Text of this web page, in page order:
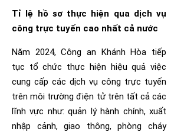
Tỉ lệ hồ sơ thực hiện qua dịch vụ
công trực tuyến cao nhất cả nước
Năm 2024, Công an Khánh Hòa tiếp
tục tổ chức thực hiện hiệu quả việc
cung cấp các dịch vụ công trực tuyến
trên môi trường điện tử trên tất cả các
lĩnh vực như: quản lý hành chính, xuất
nhập cảnh, giao thông, phòng cháy